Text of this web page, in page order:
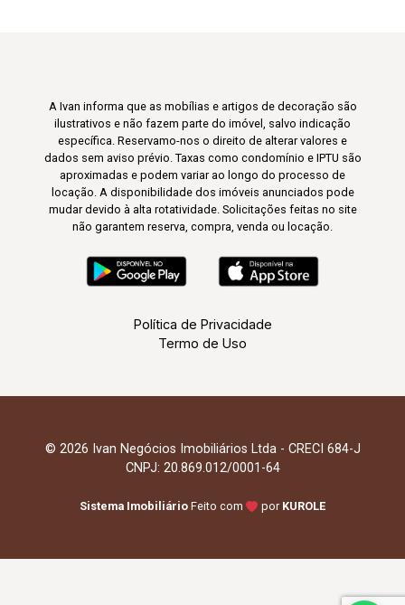
A Ivan informa que as mobílias e artigos de decoração são
ilustrativos e não fazem parte do imóvel, salvo indicação
específica. Reservamo-nos o direito de alterar valores e
dados sem aviso prévio. Taxas como condomínio e IPTU são
aproximadas e podem variar ao longo do processo de
locação. A disponibilidade dos imóveis anunciados pode
mudar devido à alta rotatividade. Solicitações feitas no site
não garantem reserva, compra, venda ou locação.
Política de Privacidade
Termo de Uso
© 2026 Ivan Negócios Imobiliários Ltda - CRECI 684-J
CNPJ: 20.869.012/0001-64
Sistema Imobiliário Feito com por KUROLE